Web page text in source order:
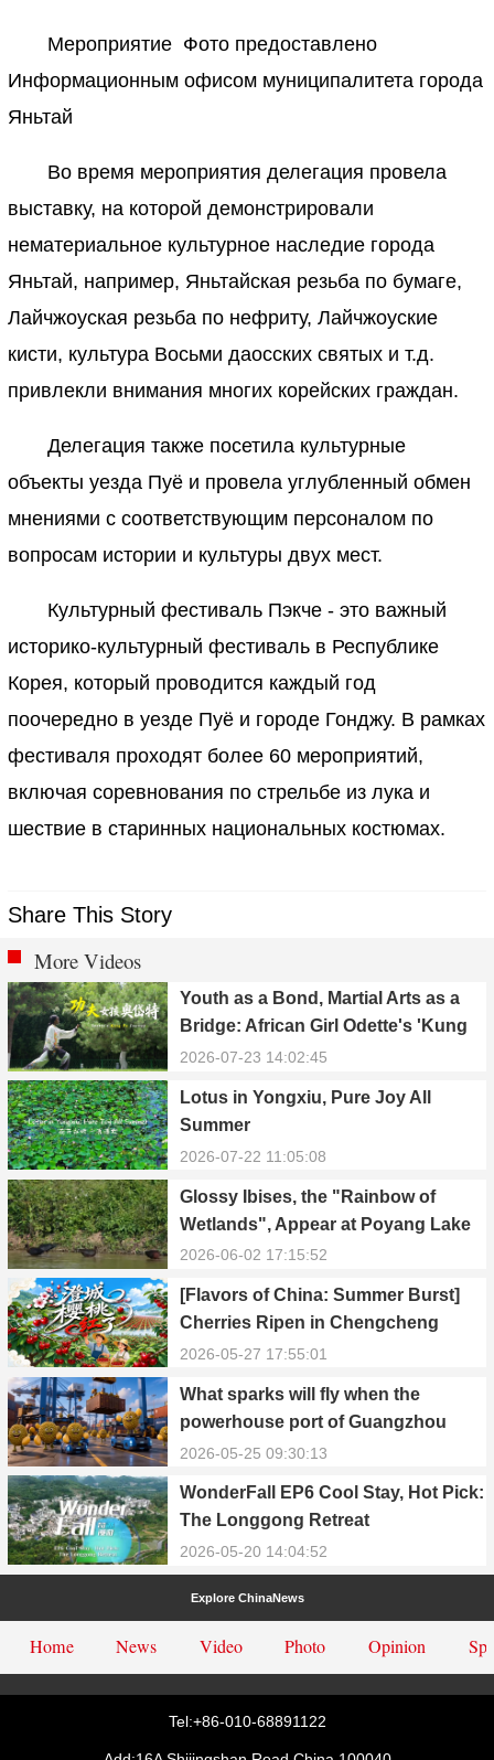
Мероприятие Фото предоставлено
Информационным офисом муниципалитета города
Яньтай
Во время мероприятия делегация провела
выставку, на которой демонстрировали
нематериальное культурное наследие города
Яньтай, например, Яньтайская резьба по бумаге,
Лайчжоуская резьба по нефриту, Лайчжоуские
кисти, культура Восьми даосских святых и т.д.
привлекли внимания многих корейских граждан.
Делегация также посетила культурные
объекты уезда Пуё и провела углубленный обмен
мнениями с соответствующим персоналом по
вопросам истории и культуры двух мест.
Культурный фестиваль Пэкче - это важный
историко-культурный фестиваль в Республике
Корея, который проводится каждый год
поочередно в уезде Пуё и городе Гонджу. В рамках
фестиваля проходят более 60 мероприятий,
включая соревнования по стрельбе из лука и
шествие в старинных национальных костюмах.
Share This Story
More Videos
Youth as a Bond, Martial Arts as a
Bridge: African Girl Odette's 'Kung
Fu Dream'
2026-07-23 14:02:45
Lotus in Yongxiu, Pure Joy All
Summer
2026-07-22 11:05:08
Glossy Ibises, the "Rainbow of
Wetlands", Appear at Poyang Lake
in Yongxiu
2026-06-02 17:15:52
[Flavors of China: Summer Burst]
Cherries Ripen in Chengcheng
County
2026-05-27 17:55:01
What sparks will fly when the
powerhouse port of Guangzhou
Nansha meets Thailand’s creamy
2026-05-25 09:30:13
WonderFall EP6 Cool Stay, Hot Pick:
The Longgong Retreat
2026-05-20 14:04:52
Explore ChinaNews
Home News Video Photo Opinion
Tel:+86-010-68891122